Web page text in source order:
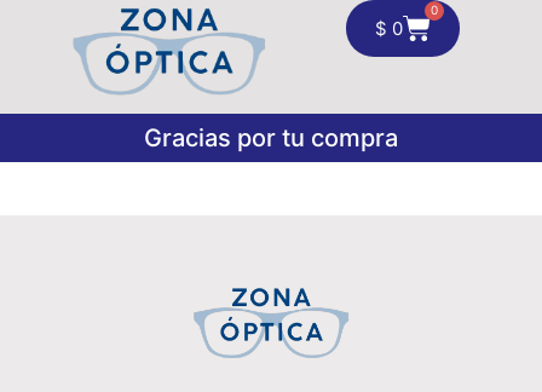
$ 0
0
Gracias por tu compra